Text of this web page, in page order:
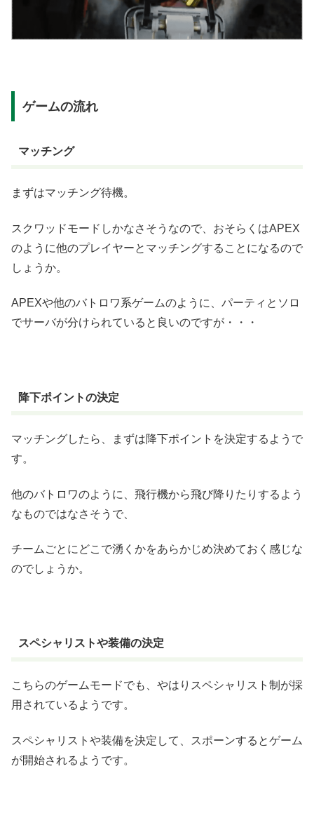
ゲームの流れ
マッチング
まずはマッチング待機。
スクワッドモードしかなさそうなので、おそらくはAPEX
のように他のプレイヤーとマッチングすることになるので
しょうか。
APEXや他のバトロワ系ゲームのように、パーティとソロ
でサーバが分けられていると良いのですが・・・
降下ポイントの決定
マッチングしたら、まずは降下ポイントを決定するようで
す。
他のバトロワのように、飛行機から飛び降りたりするよう
なものではなさそうで、
チームごとにどこで湧くかをあらかじめ決めておく感じな
のでしょうか。
スペシャリストや装備の決定
こちらのゲームモードでも、やはりスペシャリスト制が採
用されているようです。
スペシャリストや装備を決定して、スポーンするとゲーム
が開始されるようです。